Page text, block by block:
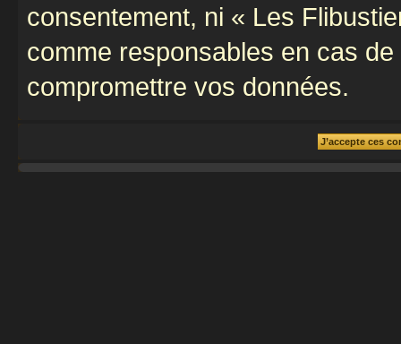
consentement, ni « Les
comme responsables en cas
compromettre vos données.